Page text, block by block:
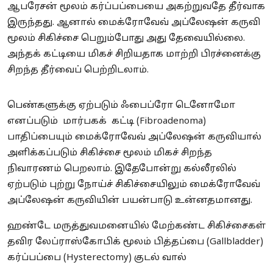
ஆபரேசன் மூலம் கர்ப்பப்பையை அகற்றுவதே தீர்வாக
இருந்தது. ஆனால் மைக்ரோவேவ் அப்லேஷன் கருவி
மூலம் சிகிச்சை பெறும்போது அது தேவையில்லை.
அந்தக் கட்டியை மிகச் சிறியதாக மாற்றி பிரச்னைக்கு
சிறந்த தீர்வைப் பெற்றிடலாம்.
பெண்களுக்கு ஏற்படும் ஃபைப்ரோ டெனோமோ
எனப்படும் மார்பகக் கட்டி (Fibroadenoma)
பாதிப்பையும் மைக்ரோவேவ் அப்லேஷன் கருவியால்
அளிக்கப்படும் சிகிச்சை மூலம் மிகச் சிறந்த
நிவாரணம் பெறலாம். இதேபோன்று கல்லீரலில்
ஏற்படும் புற்று நோய்ச் சிகிச்சையிலும் மைக்ரோவேவ்
அப்லேஷன் கருவியின் பயன்பாடு உன்னதமானது.
ஹண்டே மருத்துவமனையில் மேற்கண்ட சிகிச்சைகள்
தவிர லேப்ராஸ்கோபிக் மூலம் பித்தப்பை (Gallbladder)
கர்ப்பப்பை (Hysterectomy) குடல் வால்